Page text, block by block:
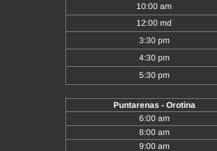
10:00 am
12:00 md
3:30 pm
4:30 pm
5:30 pm
Puntarenas - Orotina
6:00 am
8:00 am
9:00 am